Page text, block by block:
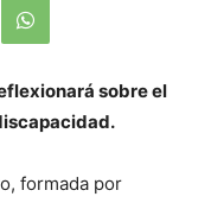
sobre el
formada por